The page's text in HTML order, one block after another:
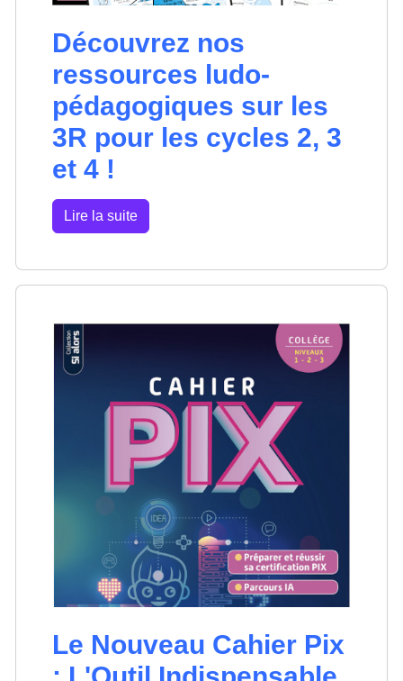
Découvrez nos
ressources ludo-
pédagogiques sur les
3R pour les cycles 2, 3
et 4 !
Lire la suite
Le Nouveau Cahier Pix